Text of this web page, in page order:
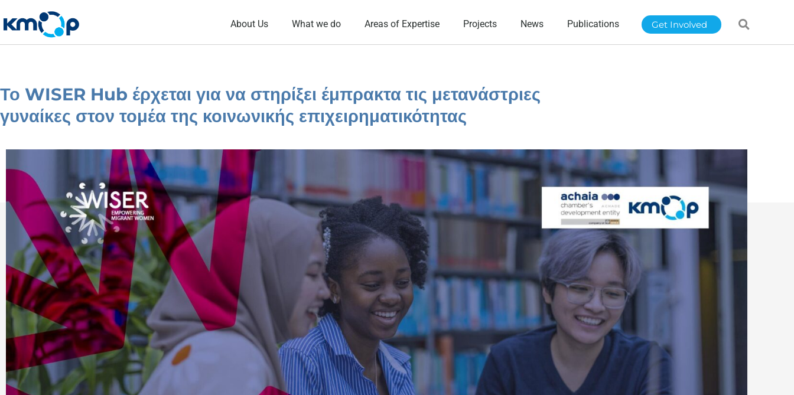
to
content
About Us What we do Areas of Expertise Projects News Publications Get Involved
Το WISER Hub έρχεται για να στηρίξει έμπρακτα τις μετανάστριες
γυναίκες στον τομέα της κοινωνικής επιχειρηματικότητας